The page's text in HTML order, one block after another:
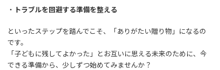
・ トラブルを回避する準備を整える
といったステップを踏んでこそ、「ありがたい贈り物」になるの
です。
「子どもに残してよかった」とお互いに思える未来のために、今
できる準備から、少しずつ始めてみませんか？